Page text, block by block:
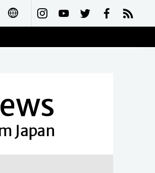
Français
Japan